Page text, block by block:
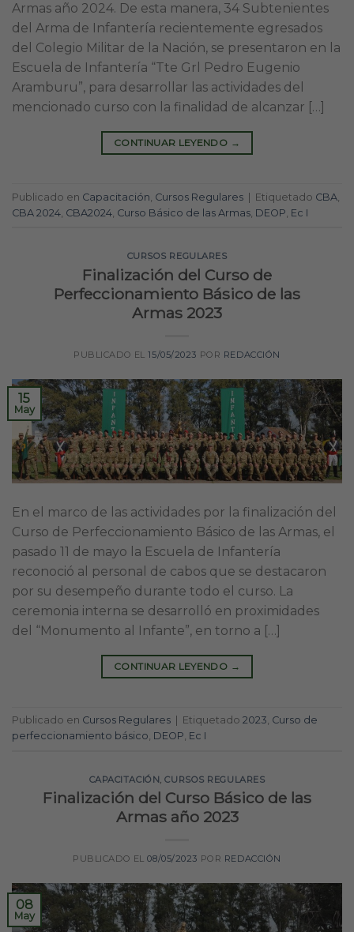
Armas año 2024. De esta manera, 34 Subtenientes
del Arma de Infantería recientemente egresados
del Colegio Militar de la Nación, se presentaron en la
Escuela de Infantería “Tte Grl Pedro Eugenio
Aramburu”, para desarrollar las actividades del
mencionado curso con la finalidad de alcanzar […]
CONTINUAR LEYENDO →
Publicado en Capacitación Cursos Regulares | Etiquetado CBA
CBA 2024 CBA2024 Curso Básico de las Armas DEOP Ec I
CURSOS REGULARES
Finalización del Curso de
Perfeccionamiento Básico de las
Armas 2023
PUBLICADO EL15/05/2023 POR REDACCIÓN
15
May
En el marco de las actividades por la finalización del
Curso de Perfeccionamiento Básico de las Armas, el
pasado 11 de mayo la Escuela de Infantería
reconoció al personal de cabos que se destacaron
por su desempeño durante todo el curso. La
ceremonia interna se desarrolló en proximidades
del “Monumento al Infante”, en torno a […]
CONTINUAR LEYENDO →
Publicado en Cursos Regulares Etiquetado 2023, Curso de
perfeccionamiento básico, DEOP, Ec I
CAPACITACIÓN ,CURSOS REGULARES
Finalización del Curso Básico de las
Armas año 2023
PUBLICADO EL08/05/2023 POR REDACCIÓN
08
May